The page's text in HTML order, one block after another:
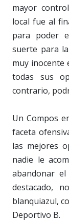
mayor
local fue al
para poder
suerte para
muy inocente
todas sus
contrario,
Un Compos
faceta
las mejores
nadie le
abandonar
destacado,
blanquiazul,
Deportivo B.